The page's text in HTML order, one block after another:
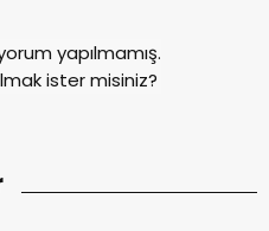
yapılmamış.
ister misiniz?